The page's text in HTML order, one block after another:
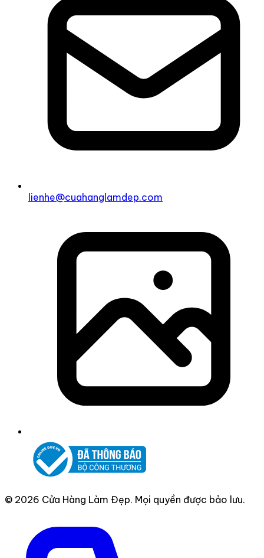
lienhe@cuahanglamdep.com
© 2026 Cửa Hàng Làm Đẹp. Mọi quyền được bảo lưu.